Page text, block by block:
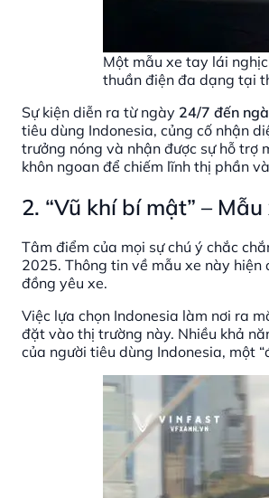
Một mẫu xe tay lái
thuần điện đa dạng tại
Sự kiện diễn ra từ ngày 24/7 đến
tiêu dùng Indonesia, củng cố nhận
trưởng nóng và nhận được sự hỗ trợ
khôn ngoan để chiếm lĩnh thị phần
2. “Vũ khí bí mật” –
Tâm điểm của mọi sự chú ý chắc
2025. Thông tin về mẫu xe này
đồng yêu xe.
Việc lựa chọn Indonesia làm nơi ra
đặt vào thị trường này. Nhiều khả
của người tiêu dùng Indonesia, một